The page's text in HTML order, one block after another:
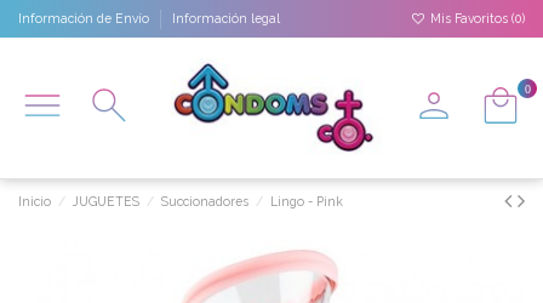
Información de Envío Información legal Mis Favoritos (0)
0
Inicio JUGUETES Succionadores Lingo - Pink